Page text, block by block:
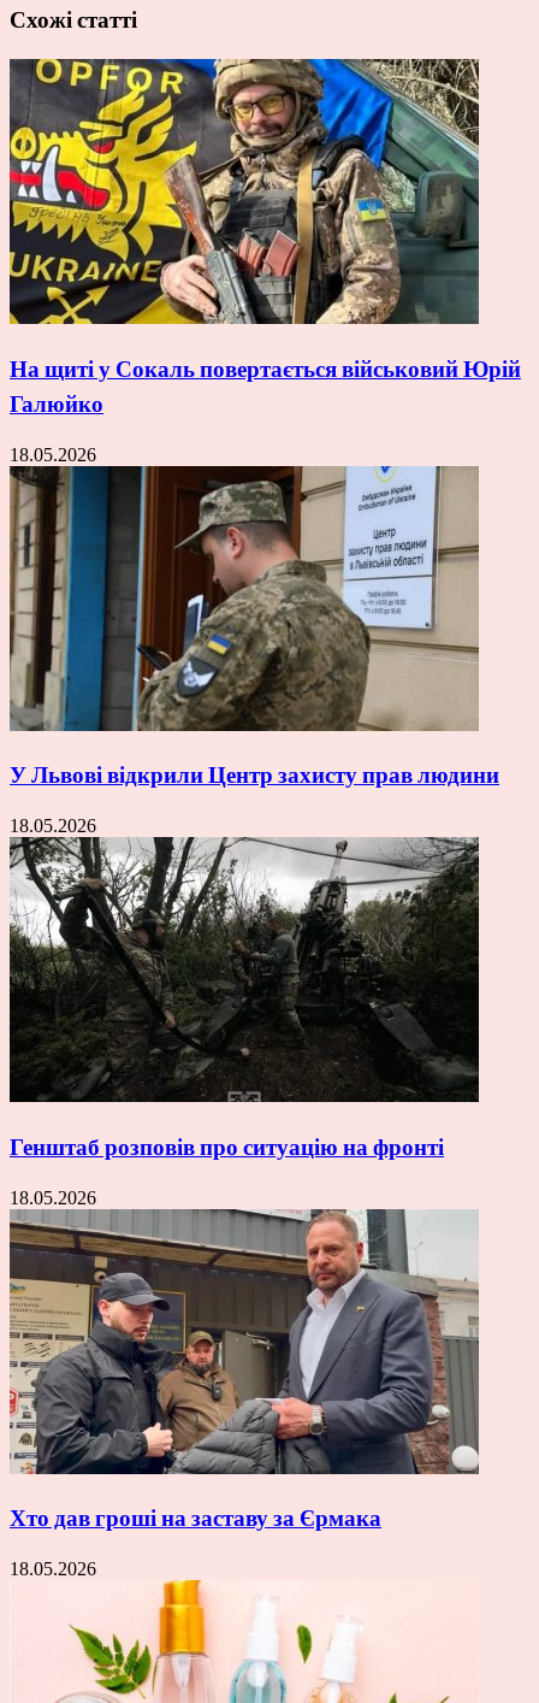
Схожі статті
На щиті у Сокаль повертається військовий Юрій
Галюйко
18.05.2026
У Львові відкрили Центр захисту прав людини
18.05.2026
Генштаб розповів про ситуацію на фронті
18.05.2026
Хто дав гроші на заставу за Єрмака
18.05.2026